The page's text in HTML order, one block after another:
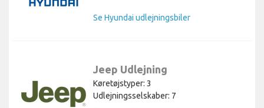
Se Hyundai udlejningsbiler
Jeep Udlejning
Køretøjstyper: 3
Udlejningsselskaber: 7